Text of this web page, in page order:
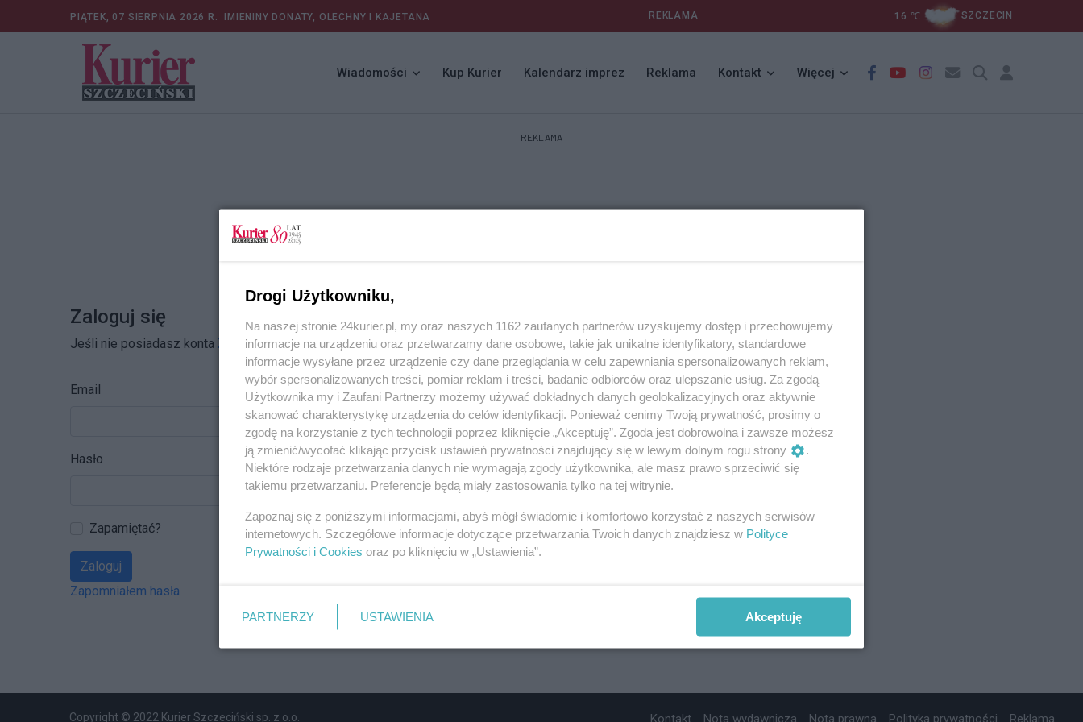
PIĄTEK, 07 SIERPNIA 2026 R. IMIENINY DONATY, OLECHNY I KAJETANA REKLAMA 16 ℃ SZCZECIN
Wiadomości Kup Kurier Kalendarz imprez Reklama Kontakt Więcej
REKLAMA
Zaloguj się
Jeśli nie posiadasz konta Zarejestruj się
Email
Hasło
Zapamiętać?
Zaloguj
Zapomniałem hasła
Copyright © 2022 Kurier Szczeciński sp. z o.o. Kontakt Nota wydawnicza Nota prawna Polityka prywatności Reklama
Drogi Użytkowniku,
Na naszej stronie 24kurier.pl, my oraz naszych 1162 zaufanych partnerów uzyskujemy dostęp i przechowujemy
informacje na urządzeniu oraz przetwarzamy dane osobowe, takie jak unikalne identyfikatory, standardowe
informacje wysyłane przez urządzenie czy dane przeglądania w celu zapewniania spersonalizowanych reklam,
wybór spersonalizowanych treści, pomiar reklam i treści, badanie odbiorców oraz ulepszanie usług. Za zgodą
Użytkownika my i Zaufani Partnerzy możemy używać dokładnych danych geolokalizacyjnych oraz aktywnie
skanować charakterystykę urządzenia do celów identyfikacji. Ponieważ cenimy Twoją prywatność, prosimy o
zgodę na korzystanie z tych technologii poprzez kliknięcie „Akceptuję”. Zgoda jest dobrowolna i zawsze możesz
ją zmienić/wycofać klikając przycisk ustawień prywatności znajdujący się w lewym dolnym rogu strony
.
Niektóre rodzaje przetwarzania danych nie wymagają zgody użytkownika, ale masz prawo sprzeciwić się
takiemu przetwarzaniu. Preferencje będą miały zastosowania tylko na tej witrynie.
Zapoznaj się z poniższymi informacjami, abyś mógł świadomie i komfortowo korzystać z naszych serwisów
internetowych. Szczegółowe informacje dotyczące przetwarzania Twoich danych znajdziesz w Polityce
Prywatności i Cookies oraz po kliknięciu w „Ustawienia”.
PARTNERZY USTAWIENIA Akceptuję